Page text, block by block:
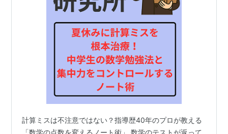
計算ミスは不注意ではない？指導歴40年のプロが教える
「数学の点数を変えるノート術」 数学のテストが返って